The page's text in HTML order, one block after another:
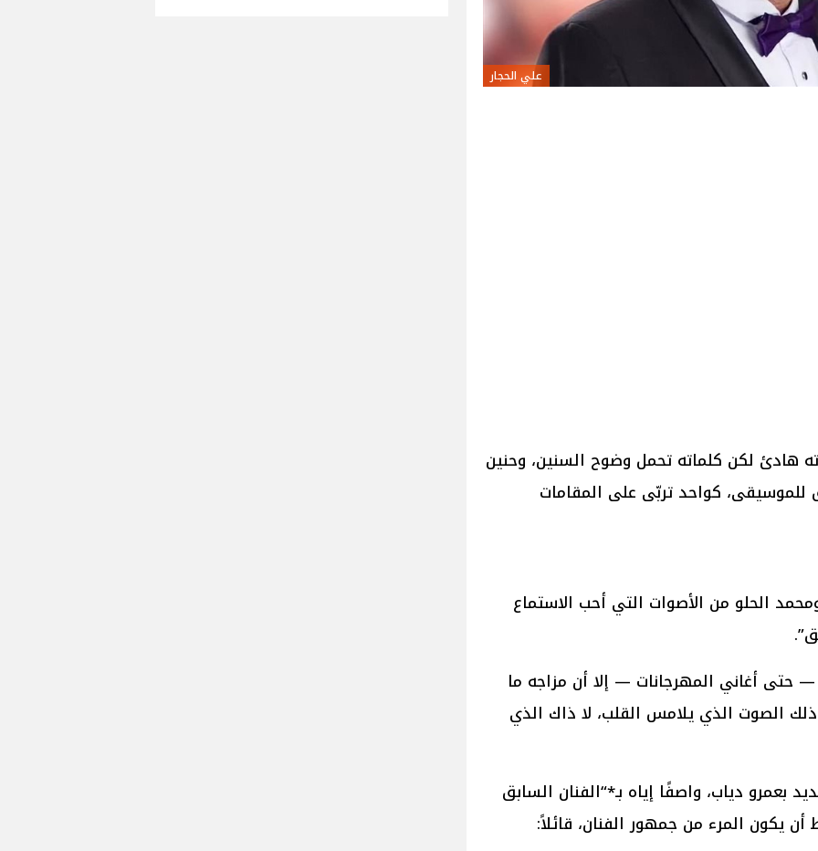
علي الحجار
هادئ لكن كلماته تحمل وضوح السنين، وحنين
للموسيقى، كواحد تربّى على المقامات
الحلو من الأصوات التي أحب الاستماع
حتى أغاني المهرجانات — إلا أن مزاجه ما
الصوت الذي يلامس القلب، لا ذاك الذي
بعمرو دياب، واصفًا إياه بـ*“الفنان السابق
يكون المرء من جمهور الفنان، قائلاً: